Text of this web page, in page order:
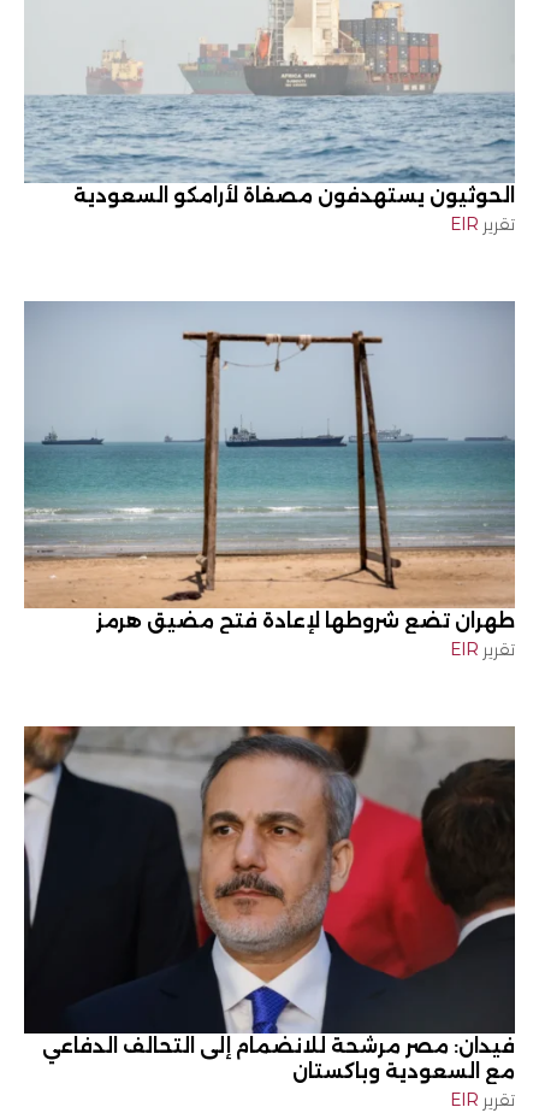
الحوثيون يستهدفون مصفاة لأرامكو السعودية
تقرير EIR
طهران تضع شروطها لإعادة فتح مضيق هرمز
تقرير EIR
فيدان: مصر مرشحة للانضمام إلى التحالف الدفاعي
مع السعودية وباكستان
تقرير EIR